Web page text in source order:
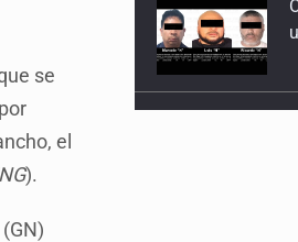
se
el
).